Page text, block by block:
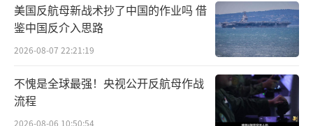
美国反航母新战术抄了中国的作业吗 借
鉴中国反介入思路
2026-08-07 22:21:19
不愧是全球最强！央视公开反航母作战
流程
2026-08-06 10:50:54